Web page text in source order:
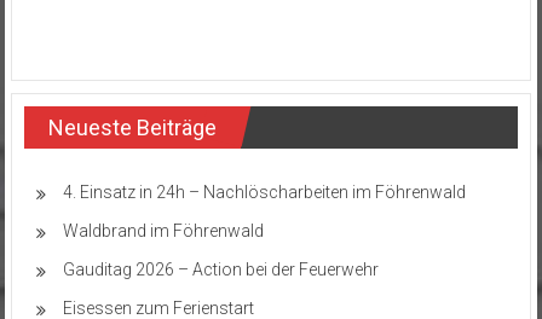
Neueste Beiträge
4. Einsatz in 24h – Nachlöscharbeiten im Föhrenwald
Waldbrand im Föhrenwald
Gauditag 2026 – Action bei der Feuerwehr
Eisessen zum Ferienstart